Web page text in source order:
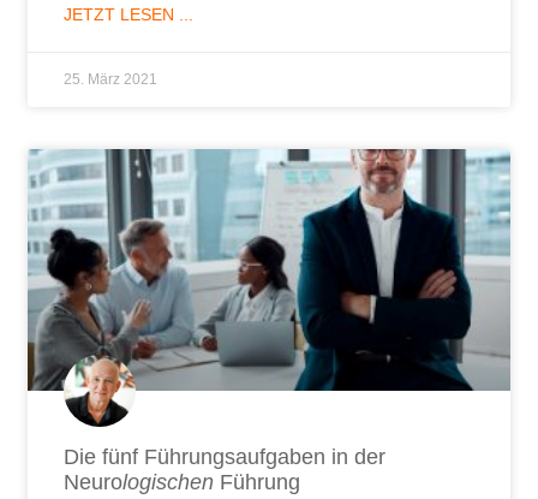
JETZT LESEN ...
25. März 2021
Die fünf Führungsaufgaben in der
NeurologischenFührung